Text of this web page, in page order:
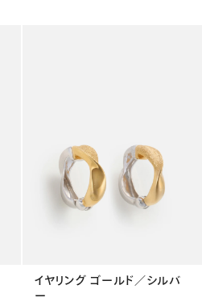
イヤリング ゴールド／シルバ
ー